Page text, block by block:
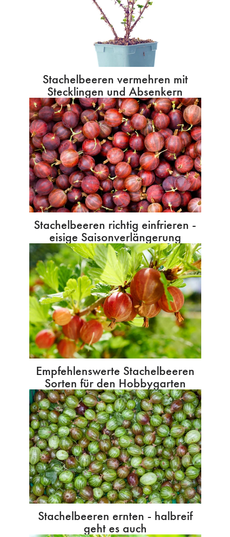
Stachelbeeren vermehren mit
Stecklingen und Absenkern
Stachelbeeren richtig einfrieren -
eisige Saisonverlängerung
Empfehlenswerte Stachelbeeren
Sorten für den Hobbygarten
Stachelbeeren ernten - halbreif
geht es auch